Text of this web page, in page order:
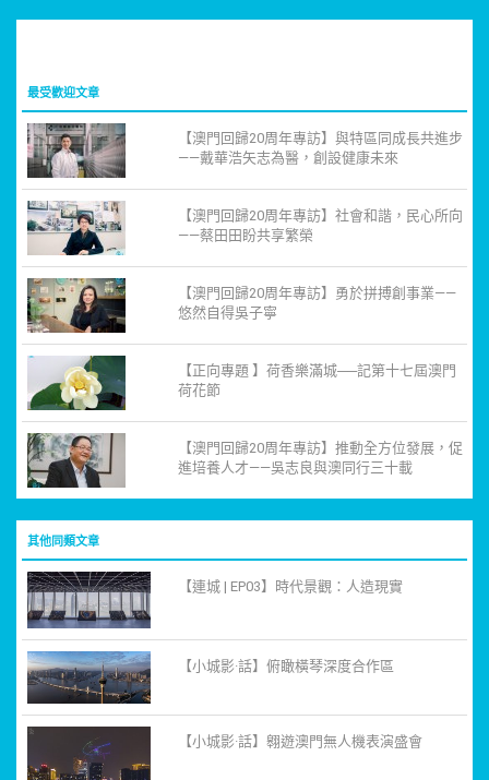
最受歡迎文章
【澳門回歸20周年專訪】與特區同成長共進步
——戴華浩矢志為醫，創設健康未來
【澳門回歸20周年專訪】社會和諧，民心所向
——蔡田田盼共享繁榮
【澳門回歸20周年專訪】勇於拼搏創事業——
悠然自得吳子寧
【正向專題 】荷香樂滿城──記第十七屆澳門
荷花節
【澳門回歸20周年專訪】推動全方位發展，促
進培養人才——吳志良與澳同行三十載
其他同類文章
【連城 | EP03】時代景觀：人造現實
【小城影·話】俯瞰橫琴深度合作區
【小城影·話】翱遊澳門無人機表演盛會